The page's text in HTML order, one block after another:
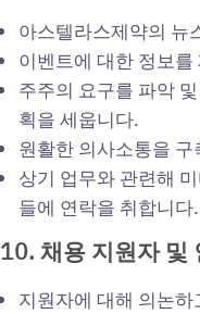
아스텔라스제약의 뉴
이벤트에 대한 정보를
주주의 요구를 파악
획을 세웁니다.
원활한 의사소통을 구
상기 업무와 관련해
들에 연락을 취합니다.
10. 채용 지원자 및
지원자에 대해 의논